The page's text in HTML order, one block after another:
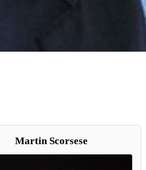
Martin Scorsese